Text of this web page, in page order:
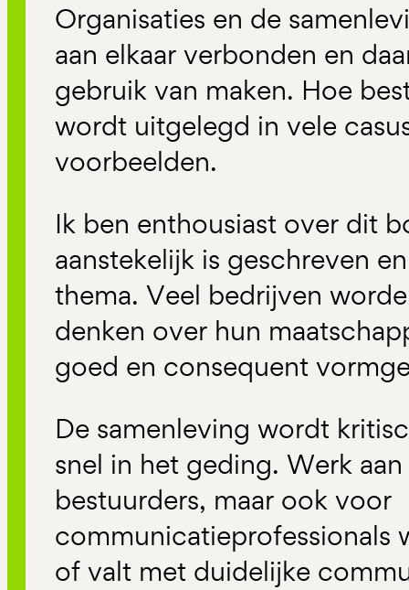
Organisaties en de
aan elkaar verbonden en
gebruik van maken. Hoe
wordt uitgelegd in vele
voorbeelden.
Ik ben enthousiast over dit
aanstekelijk is geschreven
thema. Veel bedrijven
denken over hun
goed en consequent
De samenleving wordt
snel in het geding. Werk
bestuurders, maar ook voor
communicatieprofessionals
of valt met duidelijke